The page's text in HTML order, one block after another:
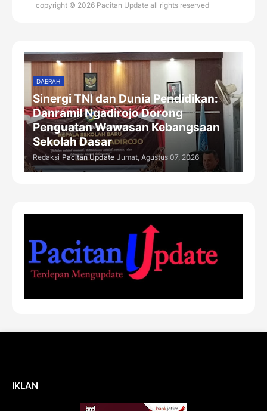
copyright © 2026 Pacitan Update all rights reserved
DAERAH
Sinergi TNI dan Dunia Pendidikan:
Danramil Ngadirojo Dorong
Penguatan Wawasan Kebangsaan
Sekolah Dasar
Redaksi Pacitan Update Jumat, Agustus 07, 2026
IKLAN